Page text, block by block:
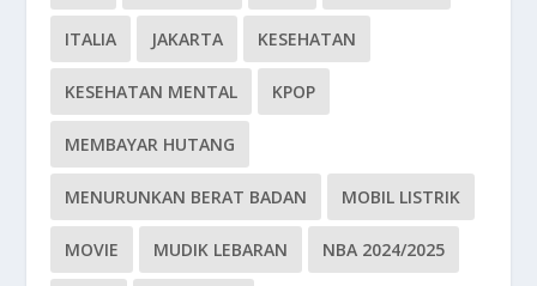
ITALIA JAKARTA KESEHATAN
KESEHATAN MENTAL KPOP
MEMBAYAR HUTANG
MENURUNKAN BERAT BADAN MOBIL LISTRIK
MOVIE MUDIK LEBARAN NBA 2024/2025